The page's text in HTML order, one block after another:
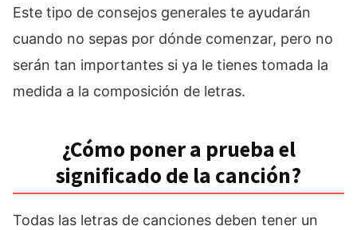
Este tipo de consejos generales te ayudarán
cuando no sepas por dónde comenzar, pero no
serán tan importantes si ya le tienes tomada la
medida a la composición de letras.
¿Cómo poner a prueba el
significado de la canción?
Todas las letras de canciones deben tener un